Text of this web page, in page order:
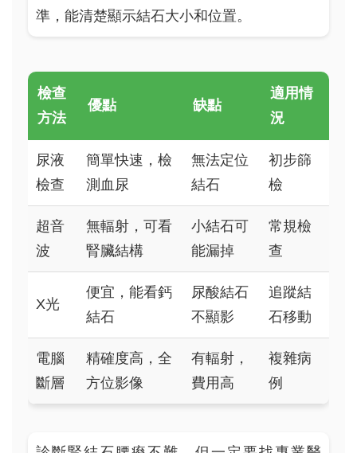
準，能清楚顯示結石大小和位置。
檢查
方法
優點 缺點
適用情
況
尿液
檢查
簡單快速，檢
測血尿
無法定位
結石
初步篩
檢
超音
波
無輻射，可看
腎臟結構
小結石可
能漏掉
常規檢
查
X光
便宜，能看鈣
結石
尿酸結石
不顯影
追蹤結
石移動
電腦
斷層
精確度高，全
方位影像
有輻射，
費用高
複雜病
例